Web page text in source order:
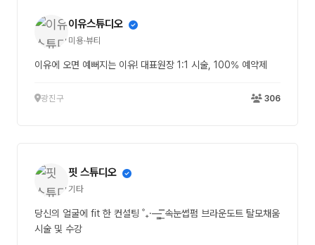
이유스튜디오
미용·뷰티
이유에 오면 예뻐지는 이유! 대표원장 1:1 시술, 100% 예약제
광진구 306
핏 스튜디오
기타
당신의 얼굴에 fit 한 컨설팅 ˚₊·—̳͟͞͞ 속눈썹펌 브라운도트 탈모채움
시술 및 수강